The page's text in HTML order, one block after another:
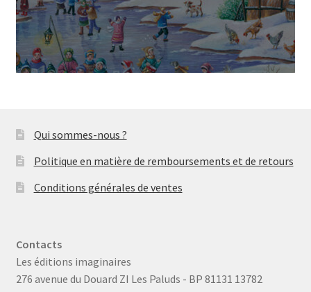
Qui sommes-nous ?
Politique en matière de remboursements et de retours
Conditions générales de ventes
Contacts
Les éditions imaginaires
276 avenue du Douard ZI Les Paluds - BP 81131 13782